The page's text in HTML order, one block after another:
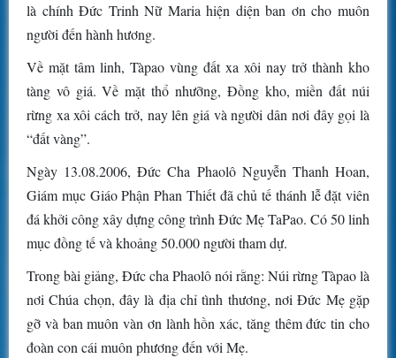
là chính Đức Trinh Nữ Maria hiện diện ban ơn cho muôn
người đến hành hương.
Về mặt tâm linh, Tàpao vùng đất xa xôi nay trở thành kho
tàng vô giá. Về mặt thổ nhưỡng, Đồng kho, miền đất núi
rừng xa xôi cách trở, nay lên giá và người dân nơi đây gọi là
“đất vàng”.
Ngày 13.08.2006, Đức Cha Phaolô Nguyễn Thanh Hoan,
Giám mục Giáo Phận Phan Thiết đã chủ tế thánh lễ đặt viên
đá khởi công xây dựng công trình Đức Mẹ TaPao. Có 50 linh
mục đồng tế và khoảng 50.000 người tham dự.
Trong bài giảng, Đức cha Phaolô nói rằng: Núi rừng Tàpao là
nơi Chúa chọn, đây là địa chỉ tình thương, nơi Đức Mẹ gặp
gỡ và ban muôn vàn ơn lành hồn xác, tăng thêm đức tin cho
đoàn con cái muôn phương đến với Mẹ.